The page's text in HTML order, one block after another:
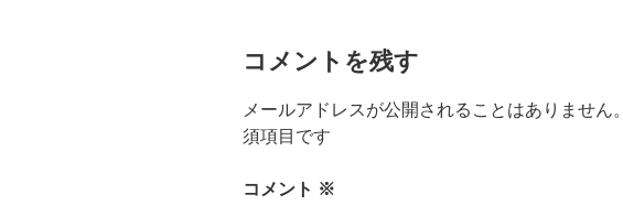
コメントを残す
メールアドレスが公開されることはありません。
須項目です
コメント ※